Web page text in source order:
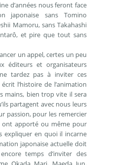
d’années nous feront face
japonaise sans Tomino
Mamoru, sans Takahashi
et pire que tout sans
un appel, certes un peu
éditeurs et organisateurs
tardez pas à inviter ces
l’histoire de l’animation
mains, bien trop vite il sera
partagent avec nous leurs
passion, pour les remercier
ont apporté ou même pour
expliquer en quoi il incarne
japonaise actuelle doit
temps d’inviter des